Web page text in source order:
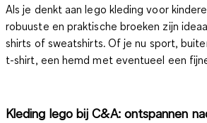
Als je denkt aan lego kleding voor
robuuste en praktische broeken zijn
shirts of sweatshirts. Of je nu sport,
t-shirt, een hemd met eventueel een
Kleding lego bij C&A: ontspannen